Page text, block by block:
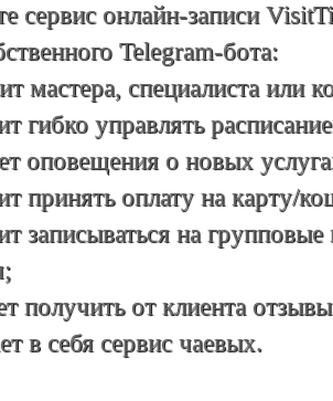
сервис онлайн-записи
Telegram-бота:
мастера, специалиста или
гибко управлять
оповещения о новых
принять оплату на карту/
записываться на групповые
от клиента отзывы
в себя сервис чаевых.